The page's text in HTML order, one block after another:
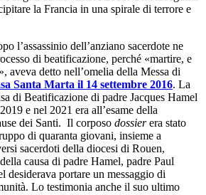
la Francia in una spirale di terrore e
l’assassinio dell’anziano sacerdote ne
di beatificazione, perché «martire, e
aveva detto nell’omelia della Messa di
Santa Marta il 14 settembre 2016. La
di Beatificazione di padre Jacques Hamel
e nel 2021 era all’esame della
dei Santi. Il corposo dossierera stato
di quaranta giovani, insieme a
sacerdoti della diocesi di Rouen,
causa di padre Hamel, padre Paul
desiderava portare un messaggio di
Lo testimonia anche il suo ultimo